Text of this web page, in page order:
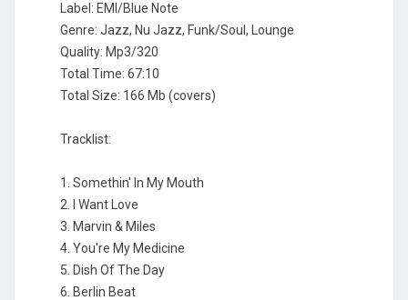
Label: EMI/Blue Note
Genre: Jazz, Nu Jazz, Funk/Soul, Lounge
Quality: Mp3/320
Total Time: 67:10
Total Size: 166 Mb (covers)
Tracklist:
1. Somethin' In My Mouth
2. I Want Love
3. Marvin & Miles
4. You're My Medicine
5. Dish Of The Day
6. Berlin Beat